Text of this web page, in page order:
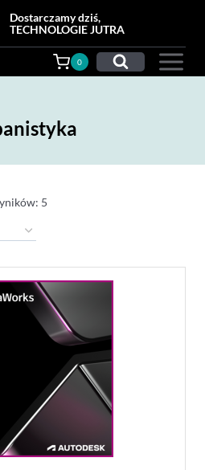
Dostarczamy dziś,
TECHNOLOGIE JUTRA
0
5